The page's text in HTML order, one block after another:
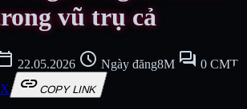
vũ trụ cả
22.05.2026 schedule Ngày đăng8M forum 0 CMT
X linkCOPY LINK